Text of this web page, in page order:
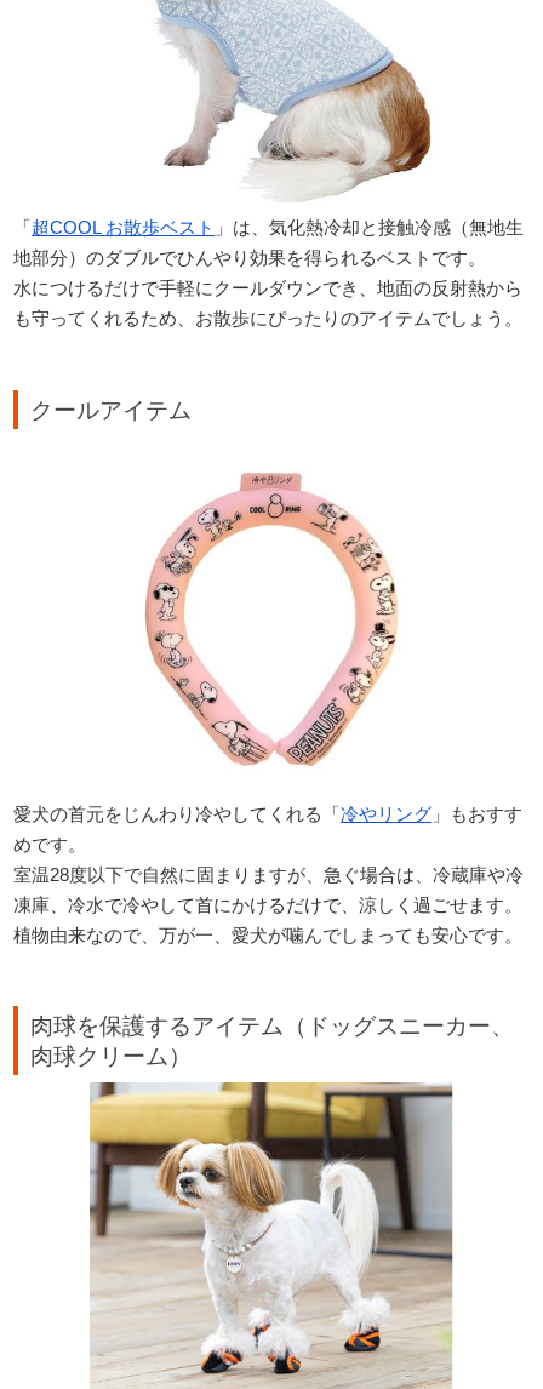
「 超COOL お散歩ベスト 」は、気化熱冷却と接触冷感（無地生
地部分）のダブルでひんやり効果を得られるベストです。
水につけるだけで手軽にクールダウンでき、地面の反射熱から
も守ってくれるため、お散歩にぴったりのアイテムでしょう。
クールアイテム
愛犬の首元をじんわり冷やしてくれる「冷やリング 」もおすす
めです。
室温28度以下で自然に固まりますが、急ぐ場合は、冷蔵庫や冷
凍庫、冷水で冷やして首にかけるだけで、涼しく過ごせます。
植物由来なので、万が一、愛犬が噛んでしまっても安心です。
肉球を保護するアイテム（ドッグスニーカー、
肉球クリーム）